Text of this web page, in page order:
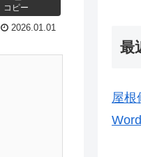
コピー
2026.01.01
最
屋根